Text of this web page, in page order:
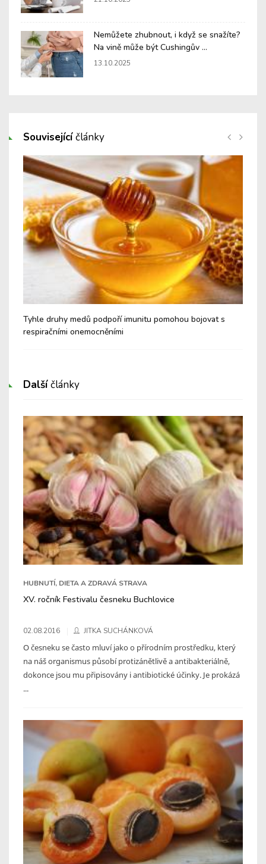
Nemůžete zhubnout, i když se snažíte?
Na vině může být Cushingův ...
13.10.2025
Souvisejícíčlánky
Tyhle druhy medů podpoří imunitu pomohou bojovat s
respiračními onemocněními
Dalšíčlánky
HUBNUTÍ, DIETA A ZDRAVÁ STRAVA
XV. ročník Festivalu česneku Buchlovice
02.08.2016 JITKA SUCHÁNKOVÁ
O česneku se často mluví jako o přírodním prostředku, který
na náš organismus působí protizánětlivě a antibakteriálně,
dokonce jsou mu připisovány i antibiotické účinky. Je prokázá
...